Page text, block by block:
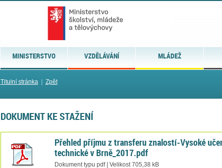
MINISTERSTVO VZDĚLÁVÁNÍ MLÁDEŽ
Titulní stránka| Zpět
DOKUMENT KE STAŽENÍ
Přehled příjmu z transferu znalostí-Vysoké
technické v Brně_2017.pdf
Dokument typu pdf | Velikost 705,38 kB